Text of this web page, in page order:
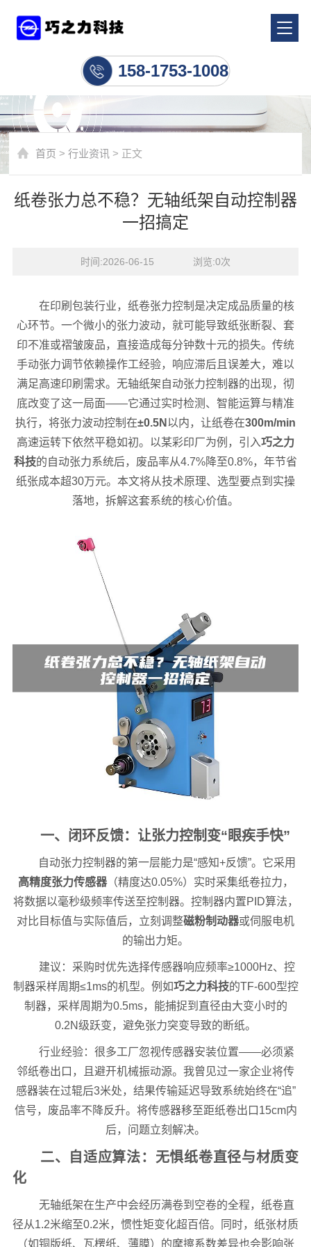
158-1753-1008
首页 >行业资讯 > 正文
纸卷张力总不稳？无轴纸架自动控制器
一招搞定
时间:2026-06-15    浏览:0次
在印刷包装行业，纸卷张力控制是决定成品质量的核
心环节。一个微小的张力波动，就可能导致纸张断裂、套
印不准或褶皱废品，直接造成每分钟数十元的损失。传统
手动张力调节依赖操作工经验，响应滞后且误差大，难以
满足高速印刷需求。无轴纸架自动张力控制器的出现，彻
底改变了这一局面——它通过实时检测、智能运算与精准
执行，将张力波动控制在±0.5N 以内，让纸卷在300m/min
高速运转下依然平稳如初。以某彩印厂为例，引入巧之力
科技的自动张力系统后，废品率从4.7%降至0.8%，年节省
纸张成本超30万元。本文将从技术原理、选型要点到实操
落地，拆解这套系统的核心价值。
一、闭环反馈：让张力控制变“眼疾手快”
自动张力控制器的第一层能力是“感知+反馈”。它采用
高精度张力传感器（精度达0.05%）实时采集纸卷拉力，
将数据以毫秒级频率传送至控制器。控制器内置PID算法，
对比目标值与实际值后，立刻调整磁粉制动器或伺服电机
的输出力矩。
建议：采购时优先选择传感器响应频率≥1000Hz、控
制器采样周期≤1ms的机型。例如巧之力科技的TF-600型控
制器，采样周期为0.5ms，能捕捉到直径由大变小时的
0.2N级跃变，避免张力突变导致的断纸。
行业经验：很多工厂忽视传感器安装位置——必须紧
邻纸卷出口，且避开机械振动源。我曾见过一家企业将传
感器装在过辊后3米处，结果传输延迟导致系统始终在“追”
信号，废品率不降反升。将传感器移至距纸卷出口15cm内
后，问题立刻解决。
二、自适应算法：无惧纸卷直径与材质变
化
无轴纸架在生产中会经历满卷到空卷的全程，纸卷直
径从1.2米缩至0.2米，惯性矩变化超百倍。同时，纸张材质
（如铜版纸、瓦楞纸、薄膜）的摩擦系数差异也会影响张